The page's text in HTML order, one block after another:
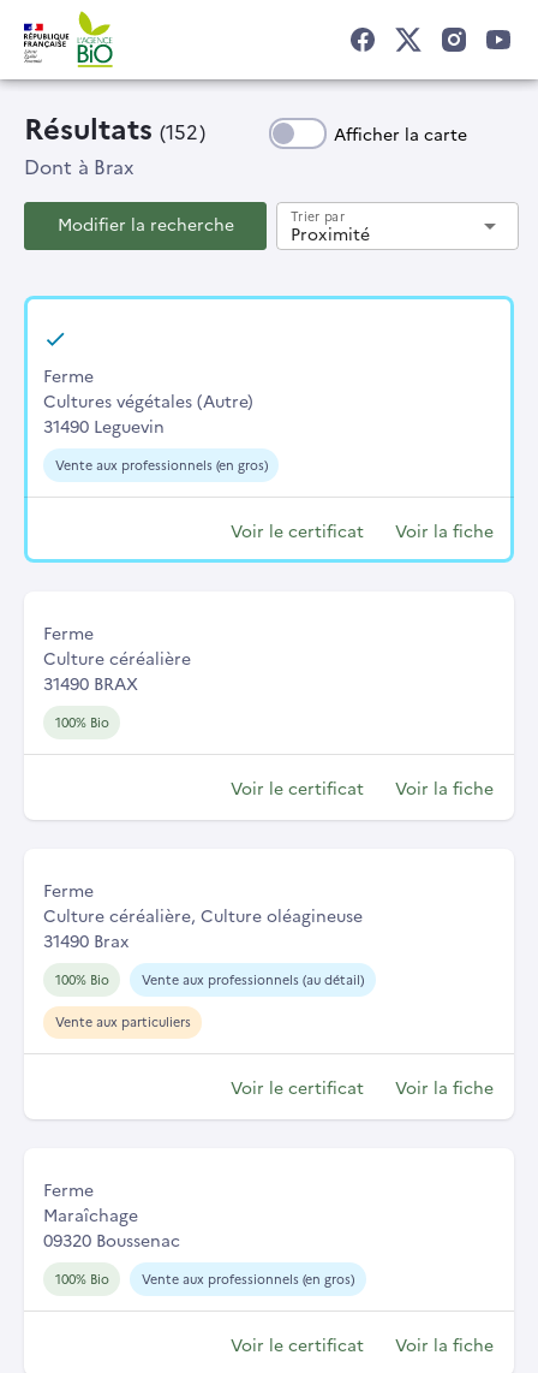
Résultats (152) Afficher la carte
Dont à Brax
Modifier la recherche Proximité
Trier par arrow_drop_down
Ferme
Cultures végétales (Autre)
31490 Leguevin
Vente aux professionnels (en gros)
Voir le certificat Voir la fiche
Ferme
Culture céréalière
31490 BRAX
100% Bio
Voir le certificat Voir la fiche
Ferme
Culture céréalière, Culture oléagineuse
31490 Brax
100% Bio Vente aux professionnels (au détail)
Vente aux particuliers
Voir le certificat Voir la fiche
Ferme
Maraîchage
09320 Boussenac
100% Bio Vente aux professionnels (en gros)
Voir le certificat Voir la fiche